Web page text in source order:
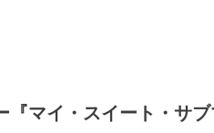
マイ・スイート・サ